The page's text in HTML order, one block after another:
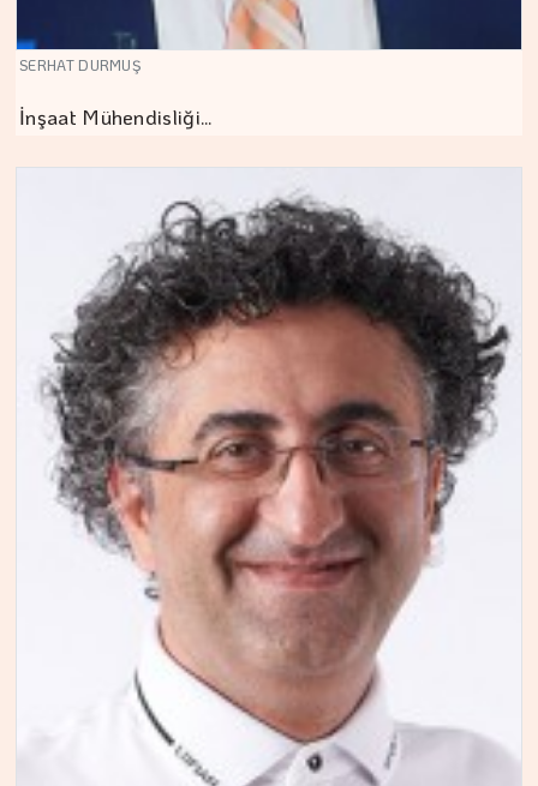
SERHAT DURMUŞ
İnşaat Mühendisliği…